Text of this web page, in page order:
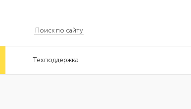
Техподдержка